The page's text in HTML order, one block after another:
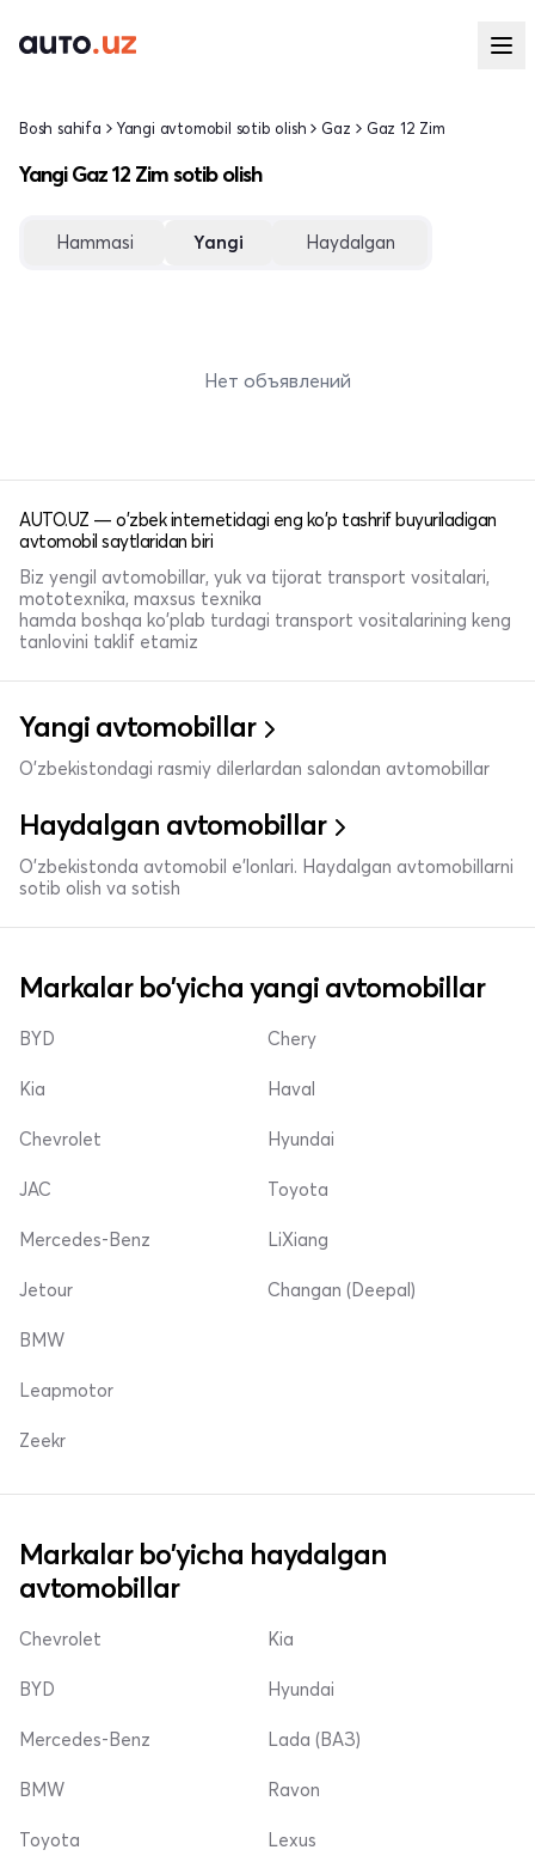
Bosh sahifa Yangi avtomobil sotib olish Gaz Gaz 12 Zim
Yangi Gaz 12 Zim sotib olish
Hammasi Yangi Haydalgan
Нет объявлений
AUTO.UZ — o'zbek internetidagi eng ko'p tashrif buyuriladigan
avtomobil saytlaridan biri
Biz yengil avtomobillar, yuk va tijorat transport vositalari,
mototexnika, maxsus texnika
hamda boshqa ko'plab turdagi transport vositalarining keng
tanlovini taklif etamiz
Yangi avtomobillar
O'zbekistondagi rasmiy dilerlardan salondan avtomobillar
Haydalgan avtomobillar
O'zbekistonda avtomobil e’lonlari. Haydalgan avtomobillarni
sotib olish va sotish
Markalar bo'yicha yangi avtomobillar
BYD
Kia
Chevrolet
Chery
Haval
Hyundai
JAC
Mercedes-Benz
Jetour
Toyota
LiXiang
Changan (Deepal)
BMW
Leapmotor
Zeekr
Markalar bo'yicha haydalgan
avtomobillar
Chevrolet
BYD
Mercedes-Benz
Kia
Hyundai
Lada (ВАЗ)
BMW
Toyota
Ravon
Lexus